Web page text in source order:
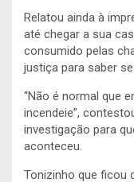
Relatou ainda à
até chegar a sua
consumido pelas
justiça para saber
“Não é normal que
incendeie”,
investigação para
aconteceu.
Tonizinho que ficou